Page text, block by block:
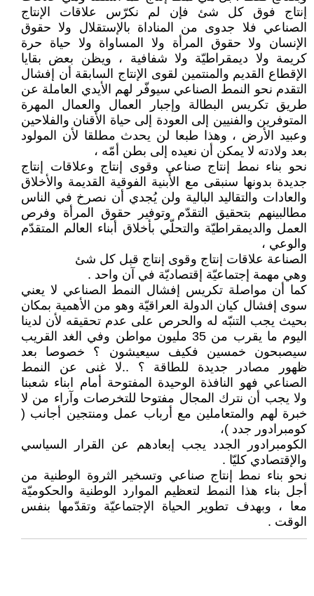
إنتاج فوق كل شئ فإن لم نكرّس علاقات الإنتاج
الصناعي فلا جدوى من المناداة بالإستقلال ولا حقوق
الإنسان ولا حقوق المرأة ولا المساواة ولا حياة حرة
كريمة ولا ديمقراطيّة ولا شفافية ، ويظن بعض بقايا
الإقطاع القديم والمنتمين لقوى الإنتاج السابقة أن إفشال
التقدم نحو النمط الصناعي سيوفّر لهم الأيدي العاملة عن
طريق تكريس البطالة وإجبار العمال والعمال المهرة
المتوفرين والفنيين إلى العودة إلى حياة الأقنان والفلاحين
وعبيد الأرض ، وهذا طبعا لن يحدث مطلقا لأن المولود
بعد ولادته لا يمكن أن نعيده إلى بطن أمّه ،
نحو بناء نمط إنتاج صناعي وقوى إنتاج وعلاقات إنتاج
جديدة بدونها سنبقى مع الأبنية الفوقية القديمة والأخلاق
والعادات والتقاليد البالية ولن يُجدي أن نصرخ في الناس
مطالبينهم بتحقيق التقدّم وتوفير حقوق المرأة وفرص
العمل والديمقراطيّة والتحلّي بأخلاق أبناء العالم المتقدّم
والوعي ،
الصناعة علاقات إنتاج وقوى إنتاج قبل كل شئ
وهي مهمة إجتماعيّة إقتصاديّة في آن واحد .
كما أن مواصلة تكريس إفشال النمط الصناعي لا يعني
سوى إفشال كيان الدولة العراقيّة وهو من الأهمية بمكان
بحيث يجب التنبّه له والحرص على عدم تحقيقه لأن لدينا
اليوم ما يقرب من 35 مليون مواطن وفي الغد القريب
سيصبحون خمسين فكيف سيعيشون ؟ خصوصا بعد
ظهور مصادر جديدة للطاقة ؟ ..لا غنى عن النمط
الصناعي فهو النافذة الوحيدة المفتوحة أمام ابناء شعبنا
ولا يجب أن نترك المجال مفتوحا للتخرصات وآراء من لا
خبرة لهم والمتعاملين مع أرباب عمل ومنتجين أجانب (
كومبرادور جدد )،
الكومبرادور الجدد يجب إبعادهم عن القرار السياسي
والإقتصادي كليّا .
نحو بناء نمط إنتاج صناعي وتسخير الثروة الوطنية من
أجل بناء هذا النمط لتعظيم الموارد الوطنية والحكوميّة
معا ، وبهدف تطوير الحياة الإجتماعيّة وتقدّمها بنفس
الوقت .